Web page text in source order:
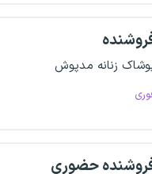
زنانه مدپوش
حضوری